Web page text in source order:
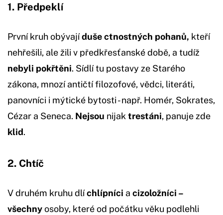
1. Předpeklí
První kruh obývajíduše ctnostných pohanů, kteří
nehřešili, ale žili v předkřesťanské době, a tudíž
nebyli pokřtěni. Sídlí tu postavy ze Starého
zákona, mnozí antičtí filozofové, vědci, literáti,
panovníci i mýtické bytosti - např. Homér, Sokrates,
Cézar a Seneca. Nejsou nijak trestáni, panuje zde
klid.
2. Chtíč
V druhém kruhu dlíchlípníci a cizoložníci –
všechnyosoby, které od počátku věku podlehli